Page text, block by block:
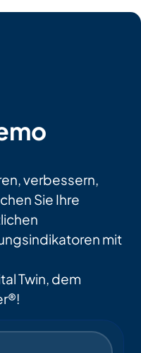
verbessern,
Sie Ihre
mit
Twin, dem